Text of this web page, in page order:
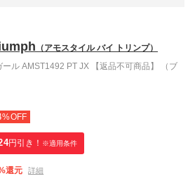
（アモスタイル バイ トリンプ）
ル AMST1492 PT JX 【返品不可商品】 （ブ
円引き！ ※適用条件
還元 詳細